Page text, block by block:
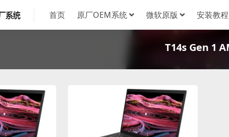
首页 原厂OEM系统 微软原版 安装教程
T14s Gen 1